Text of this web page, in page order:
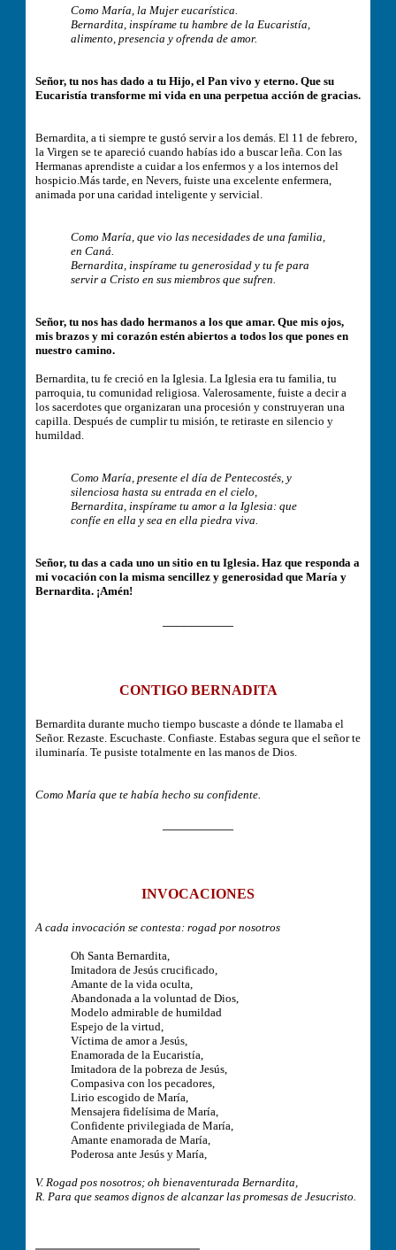
Como María, la Mujer eucarística.
Bernardita, inspírame tu hambre de la Eucaristía,
alimento, presencia y ofrenda de amor.
Señor, tu nos has dado a tu Hijo, el Pan vivo y eterno. Que su
Eucaristía transforme mi vida en una perpetua acción de gracias.
Bernardita, a ti siempre te gustó servir a los demás. El 11 de febrero,
la Virgen se te apareció cuando habías ido a buscar leña. Con las
Hermanas aprendiste a cuidar a los enfermos y a los internos del
hospicio.Más tarde, en Nevers, fuiste una excelente enfermera,
animada por una caridad inteligente y servicial.
Como María, que vio las necesidades de una familia,
en Caná.
Bernardita, inspírame tu generosidad y tu fe para
servir a Cristo en sus miembros que sufren.
Señor, tu nos has dado hermanos a los que amar. Que mis ojos,
mis brazos y mi corazón estén abiertos a todos los que pones en
nuestro camino.
Bernardita, tu fe creció en la Iglesia. La Iglesia era tu familia, tu
parroquia, tu comunidad religiosa. Valerosamente, fuiste a decir a
los sacerdotes que organizaran una procesión y construyeran una
capilla. Después de cumplir tu misión, te retiraste en silencio y
humildad.
Como María, presente el día de Pentecostés, y
silenciosa hasta su entrada en el cielo,
Bernardita, inspírame tu amor a la Iglesia: que
confíe en ella y sea en ella piedra viva.
Señor, tu das a cada uno un sitio en tu Iglesia. Haz que responda a
mi vocación con la misma sencillez y generosidad que María y
Bernardita. ¡Amén!
CONTIGO BERNADITA
Bernardita durante mucho tiempo buscaste a dónde te llamaba el
Señor. Rezaste. Escuchaste. Confiaste. Estabas segura que el señor te
iluminaría. Te pusiste totalmente en las manos de Dios.
Como María que te había hecho su confidente.
INVOCACIONES
A cada invocación se contesta: rogad por nosotros
Oh Santa Bernardita,
Imitadora de Jesús crucificado,
Amante de la vida oculta,
Abandonada a la voluntad de Dios,
Modelo admirable de humildad
Espejo de la virtud,
Víctima de amor a Jesús,
Enamorada de la Eucaristía,
Imitadora de la pobreza de Jesús,
Compasiva con los pecadores,
Lirio escogido de María,
Mensajera fidelísima de María,
Confidente privilegiada de María,
Amante enamorada de María,
Poderosa ante Jesús y María,
V. Rogad pos nosotros; oh bienaventurada Bernardita,
R. Para que seamos dignos de alcanzar las promesas de Jesucristo.